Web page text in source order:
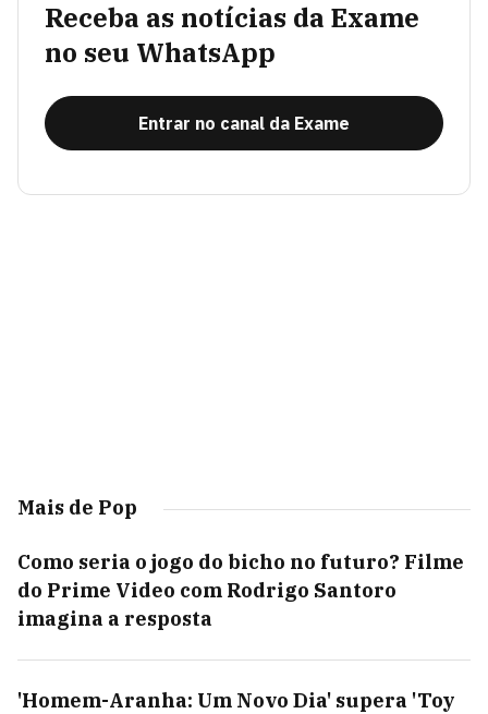
Receba as notícias da Exame
no seu WhatsApp
Entrar no canal da Exame
Mais de Pop
Como seria o jogo do bicho no futuro? Filme
do Prime Video com Rodrigo Santoro
imagina a resposta
'Homem-Aranha: Um Novo Dia' supera 'Toy